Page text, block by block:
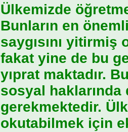
Ülkemizde
Bunların en
saygısını yitirmiş
fakat yine de bu
yıprat maktadır.
sosyal
gerekmektedir.
okutabilmek için